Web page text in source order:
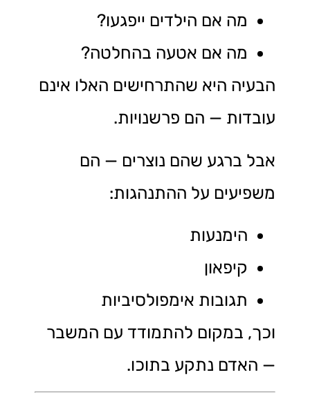
מה אם הילדים ייפגעו?
מה אם אטעה בהחלטה?
הבעיה היא שהתרחישים האלו אינם
עובדות — הם פרשנויות.
אבל ברגע שהם נוצרים — הם
משפיעים על ההתנהגות:
הימנעות
קיפאון
תגובות אימפולסיביות
וכך, במקום להתמודד עם המשבר
— האדם נתקע בתוכו.